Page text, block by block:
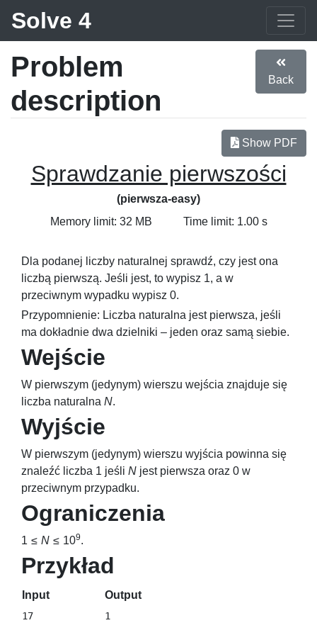
Solve 4
Problem
description
Back
Show PDF
Sprawdzanie pierwszości
(pierwsza-easy)
Memory limit: 32 MB
Time limit: 1.00 s
Dla podanej liczby naturalnej sprawdź, czy jest ona
liczbą pierwszą. Jeśli jest, to wypisz 1, a w
przeciwnym wypadku wypisz 0.
Przypomnienie: Liczba naturalna jest pierwsza, jeśli
ma dokładnie dwa dzielniki – jeden oraz samą siebie.
Wejście
W pierwszym (jedynym) wierszu wejścia znajduje się
liczba naturalna N.
Wyjście
W pierwszym (jedynym) wierszu wyjścia powinna się
znaleźć liczba 1 jeśli N jest pierwsza oraz 0 w
przeciwnym przypadku.
Ograniczenia
1 ≤ N ≤ 109.
Przykład
Input Output